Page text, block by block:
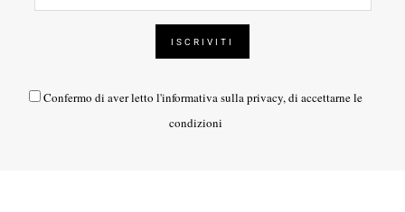
Confermo di aver letto l'informativa sulla privacy, di accettarne le
condizioni